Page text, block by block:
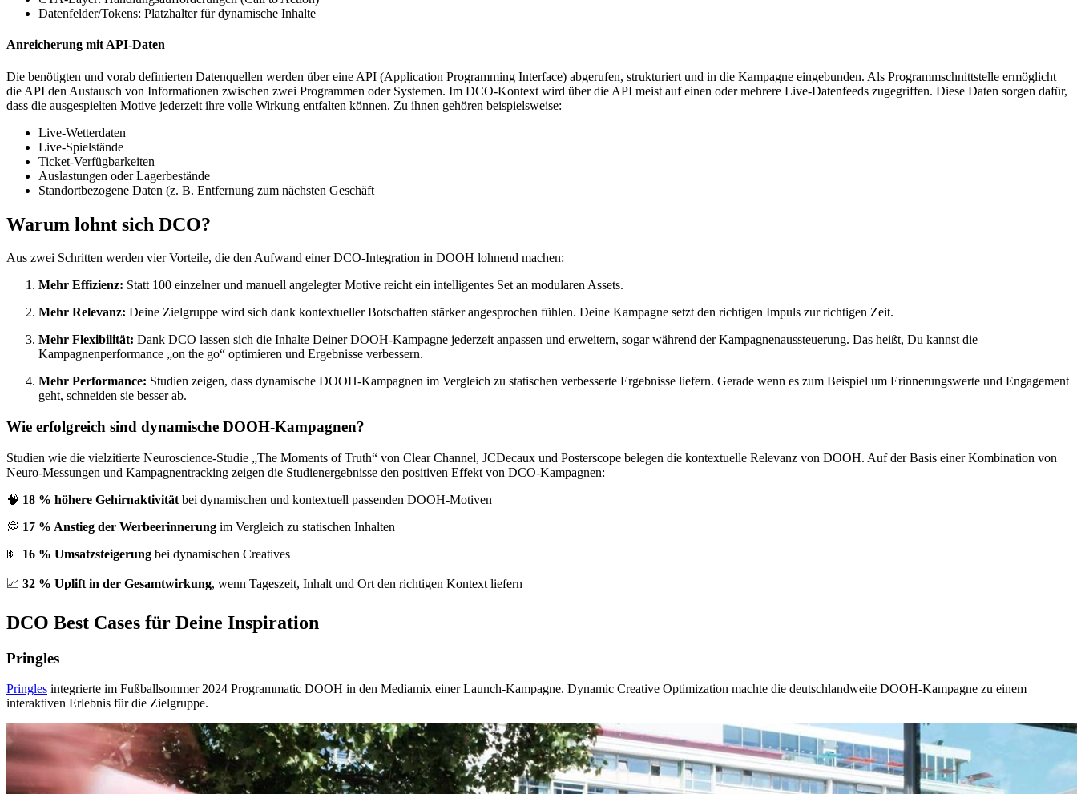
Datenfelder/Tokens: Platzhalter für dynamische Inhalte
Anreicherung mit API-Daten
Die benötigten und vorab definierten Datenquellen werden über eine API (Application Programming Interface) abgerufen, strukturiert und in die Kampagne eingebunden. Als Programmschnittstelle ermöglicht
die API den Austausch von Informationen zwischen zwei Programmen oder Systemen. Im DCO-Kontext wird über die API meist auf einen oder mehrere Live-Datenfeeds zugegriffen. Diese Daten sorgen dafür,
dass die ausgespielten Motive jederzeit ihre volle Wirkung entfalten können. Zu ihnen gehören beispielsweise:
Live-Wetterdaten
Live-Spielstände
Ticket-Verfügbarkeiten
Auslastungen oder Lagerbestände
Standortbezogene Daten (z. B. Entfernung zum nächsten Geschäft
Warum lohnt sich DCO?
Aus zwei Schritten werden vier Vorteile, die den Aufwand einer DCO-Integration in DOOH lohnend machen:
Mehr Effizienz: Statt 100 einzelner und manuell angelegter Motive reicht ein intelligentes Set an modularen Assets.
Mehr Relevanz: Deine Zielgruppe wird sich dank kontextueller Botschaften stärker angesprochen fühlen. Deine Kampagne setzt den richtigen Impuls zur richtigen Zeit.
Mehr Flexibilität: Dank DCO lassen sich die Inhalte Deiner DOOH-Kampagne jederzeit anpassen und erweitern, sogar während der Kampagnenaussteuerung. Das heißt, Du kannst die
Kampagnenperformance „on the go“ optimieren und Ergebnisse verbessern.
Mehr Performance: Studien zeigen, dass dynamische DOOH-Kampagnen im Vergleich zu statischen verbesserte Ergebnisse liefern. Gerade wenn es zum Beispiel um Erinnerungswerte und Engagement
geht, schneiden sie besser ab.
Wie erfolgreich sind dynamische DOOH-Kampagnen?
Studien wie die vielzitierte Neuroscience-Studie „The Moments of Truth“ von Clear Channel, JCDecaux und Posterscope belegen die kontextuelle Relevanz von DOOH. Auf der Basis einer Kombination von
Neuro-Messungen und Kampagnentracking zeigen die Studienergebnisse den positiven Effekt von DCO-Kampagnen:
🧠 18 % höhere Gehirnaktivität bei dynamischen und kontextuell passenden DOOH-Motiven
💭 17 % Anstieg der Werbeerinnerung im Vergleich zu statischen Inhalten
💵 16 % Umsatzsteigerung bei dynamischen Creatives
📈 32 % Uplift in der Gesamtwirkung, wenn Tageszeit, Inhalt und Ort den richtigen Kontext liefern
DCO Best Cases für Deine Inspiration
Pringles
Pringles integrierte im Fußballsommer 2024 Programmatic DOOH in den Mediamix einer Launch-Kampagne. Dynamic Creative Optimization machte die deutschlandweite DOOH-Kampagne zu einem
interaktiven Erlebnis für die Zielgruppe.